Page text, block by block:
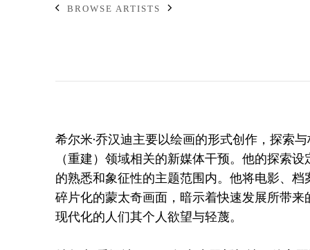
BROWSE ARTISTS
希尔米·乔汉迪主要以绘画的形式创作，探索
（重建）领域相关的新媒体干预。他的探索
的熟悉和象征性的主题范围内。他将电影、
碎片化的蒙太奇画面，暗示着快速发展所带
现代化的人们其个人欲望与轻蔑。